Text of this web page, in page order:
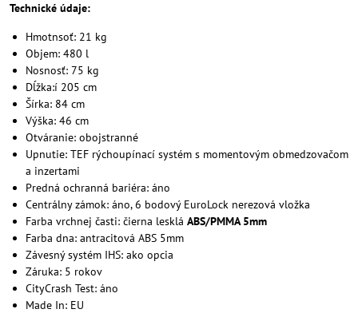
Technické údaje:
Hmotnsoť: 21 kg
Objem: 480 l
Nosnosť: 75 kg
Dĺžka:í 205 cm
Šírka: 84 cm
Výška: 46 cm
Otváranie: obojstranné
Upnutie: TEF rýchoupínací systém s momentovým obmedzovačom
a inzertami
Predná ochranná bariéra: áno
Centrálny zámok: áno, 6 bodový EuroLock nerezová vložka
Farba vrchnej časti: čierna lesklá ABS/PMMA 5mm
Farba dna: antracitová ABS 5mm
Závesný systém IHS: ako opcia
Záruka: 5 rokov
CityCrash Test: áno
Made In: EU